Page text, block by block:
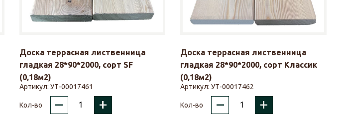
Доска террасная лиственница
гладкая 28*90*2000, сорт SF
(0,18м2)
Артикул: УТ-00017461
Кол-во – +
Доска террасная лиственница
гладкая 28*90*2000, сорт Классик
(0,18м2)
Артикул:УТ-00017462
Кол-во – +